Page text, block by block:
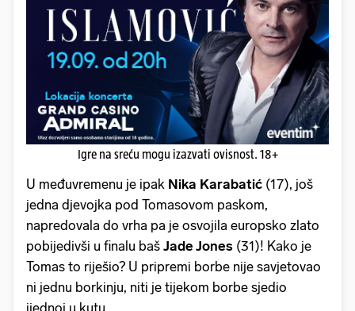
Igre na sreću mogu izazvati ovisnost. 18+
U međuvremenu je ipak Nika Karabatić (17), još
jedna djevojka pod Tomasovom paskom,
napredovala do vrha pa je osvojila europsko zlato
pobijedivši u finalu baš Jade Jones (31)! Kako je
Tomas to riješio? U pripremi borbe nije savjetovao
ni jednu borkinju, niti je tijekom borbe sjedio